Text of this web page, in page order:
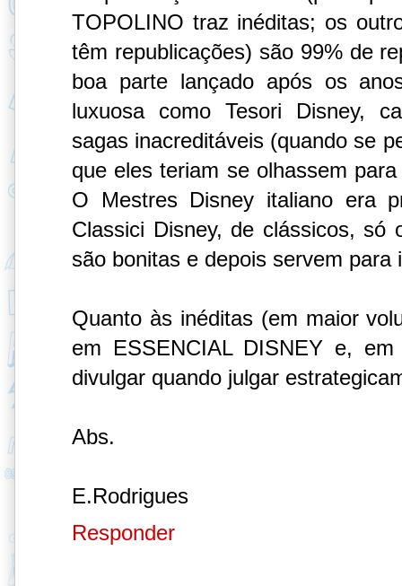
TOPOLINO traz inéditas; os
têm republicações) são 99% de
boa parte lançado após os
luxuosa como Tesori Disney,
sagas inacreditáveis (quando se
que eles teriam se olhassem
O Mestres Disney italiano era
Classici Disney, de clássicos, só
são bonitas e depois servem
Quanto às inéditas (em maior
em ESSENCIAL DISNEY e,
divulgar quando julgar
Abs.
E.Rodrigues
Responder